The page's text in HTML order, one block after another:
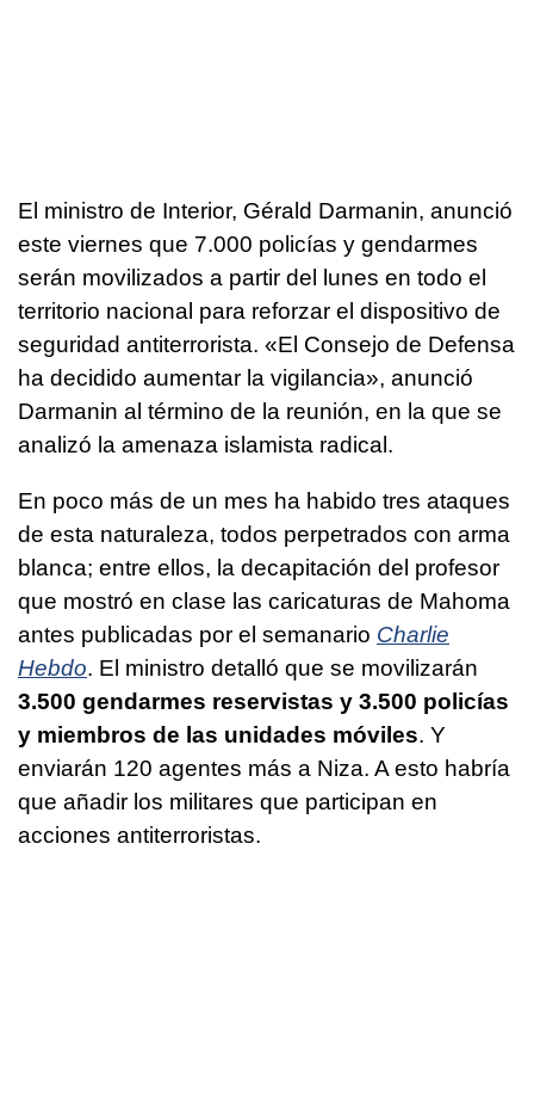
El ministro de Interior, Gérald Darmanin, anunció
este viernes que 7.000 policías y gendarmes
serán movilizados a partir del lunes en todo el
territorio nacional para reforzar el dispositivo de
seguridad antiterrorista. «El Consejo de Defensa
ha decidido aumentar la vigilancia», anunció
Darmanin al término de la reunión, en la que se
analizó la amenaza islamista radical.
En poco más de un mes ha habido tres ataques
de esta naturaleza, todos perpetrados con arma
blanca; entre ellos, la decapitación del profesor
que mostró en clase las caricaturas de Mahoma
antes publicadas por el semanario Charlie
Hebdo. El ministro detalló que se movilizarán
3.500 gendarmes reservistas y 3.500 policías
y miembros de las unidades móviles. Y
enviarán 120 agentes más a Niza. A esto habría
que añadir los militares que participan en
acciones antiterroristas.